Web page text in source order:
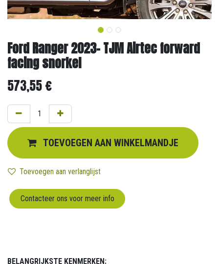
Ford Ranger 2023- TJM Airtec forward
facing snorkel
573,55€
TOEVOEGEN AAN WINKELMANDJE
Toevoegen aan verlanglijst
Contacteer ons voor meer info
BELANGRIJKSTE KENMERKEN: